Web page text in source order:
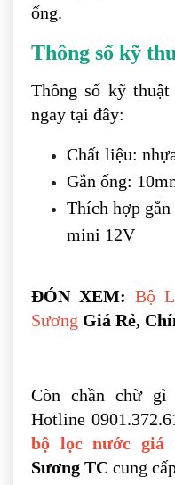
ống.
Thông số kỹ
Thông số kỹ
ngay tại đây:
Chất liệu:
Gắn ống:
Thích hợp
mini 12V
ĐÓN XEM:Bộ
Sương Giá Rẻ,
Còn chần chừ
Hotline
bộ lọc nước giá
Sương TC cung